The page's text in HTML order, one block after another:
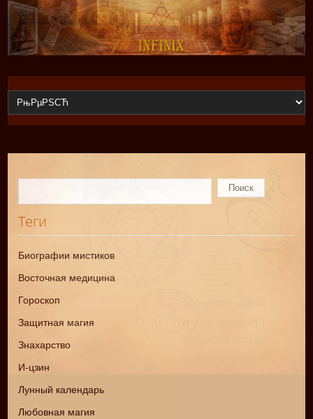
Теги
Биографии мистиков
Восточная медицина
Гороскоп
Защитная магия
Знахарство
И-цзин
Лунный календарь
Любовная магия